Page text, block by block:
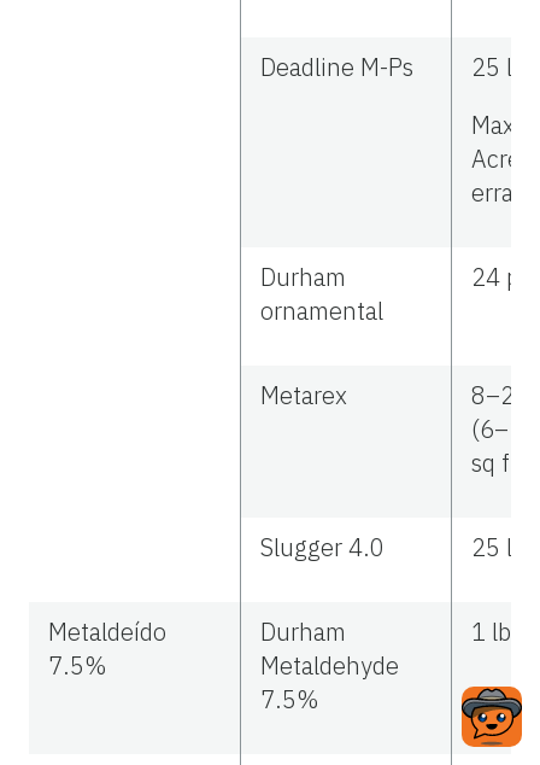
Deadline M-Ps
25
Max
Acre
Durham
ornamental
24
Metarex
8–25
sq ft)
Slugger 4.0 25
Metaldeído
7.5%
Durham
Metaldehyde
7.5%
1 lb